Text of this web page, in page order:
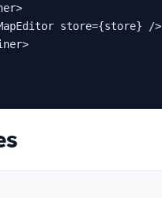
store={store} />